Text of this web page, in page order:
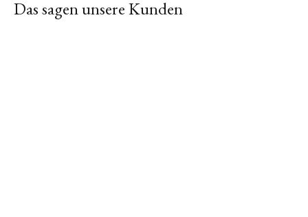
Das sagen unsere Kunden